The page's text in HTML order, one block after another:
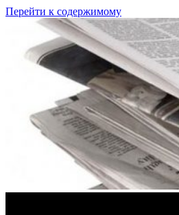
Перейти к содержимому